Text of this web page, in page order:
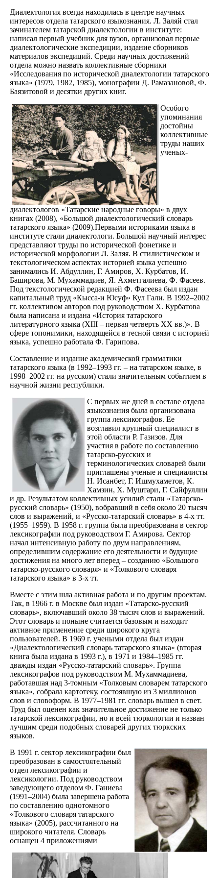
Диалектология всегда находилась в центре научных
интересов отдела татарского языкознания. Л. Заляй стал
зачинателем татарской диалектологии в институте:
написал первый учебник для вузов, организовал первые
диалектологические экспедиции, издание сборников
материалов экспедиций. Среди научных достижений
отдела можно назвать коллективные сборники
«Исследования по исторической диалектологии татарского
языка» (1979, 1982, 1985), монографии Д. Рамазановой, Ф.
Баязитовой и десятки других книг.
Особого
упоминания
достойны
коллективные
труды наших
ученых-
диалектологов «Татарские народные говоры» в двух
книгах (2008), «Большой диалектологический словарь
татарского языка» (2009).Первыми историками языка в
институте стали диалектологи. Большой научный интерес
представляют труды по исторической фонетике и
исторической морфологии Л. Заляя. В стилистическом и
текстологическом аспектах историей языка успешно
занимались И. Абдуллин, Г. Амиров, X. Курбатов, И.
Баширова, М. Мухаммадиев, Я. Ахметгалиева, Ф. Фасеев.
Под текстологической редакцией Ф. Фасеева был издан
капитальный труд «Кысса-и Юсуф» Кул Гали. В 1992–2002
гг. коллективом авторов под руководством X. Курбатова
была написана и издана «История татарского
литературного языка (XIII – первая четверть XX вв.)». В
сфере топонимики, находящейся в тесной связи с историей
языка, успешно работала Ф. Гарипова.
Составление и издание академической грамматики
татарского языка (в 1992–1993 гг. – на татарском языке, в
1998–2002 гг. на русском) стали значительным событием в
научной жизни республики.
С первых же дней в составе отдела
языкознания была организована
группа лексикографов. Ее
возглавил крупный специалист в
этой области Р. Газизов. Для
участия в работе по составлению
татарско-русских и
терминологических словарей были
приглашены ученые и специалисты
Н. Исанбет, Г. Ишмухаметов, К.
Хамзин, Х. Муштари, Г. Сайфуллин
и др. Результатом коллективных усилий стали «Татарско-
русский словарь» (1950), вобравший в себя около 20 тысяч
слов и выражений, и «Русско-татарский словарь» в 4-х тт.
(1955–1959). В 1958 г. группа была преобразована в сектор
лексикографии под руководством Г. Амирова. Сектор
начал интенсивную работу по двум направлениям,
определившим содержание его деятельности и будущие
достижения на много лет вперед – созданию «Большого
татарско-русского словаря» и «Толкового словаря
татарского языка» в 3-х тт.
Вместе с этим шла активная работа и по другим проектам.
Так, в 1966 г. в Москве был издан «Татарско-русский
словарь», включавший около 38 тысяч слов и выражений.
Этот словарь и поныне считается базовым и находит
активное применение среди широкого круга
пользователей. В 1969 г. учеными отдела был издан
«Диалектологический словарь татарского языка» (вторая
книга была издана в 1993 г.), в 1971 и 1984–1985 гг.
дважды издан «Русско-татарский словарь». Группа
лексикографов под руководством М. Мухаммадиева,
работавшая над 3-томным «Толковым словарем татарского
языка», собрала картотеку, состоявшую из 3 миллионов
слов и словоформ. В 1977–1981 гг. словарь вышел в свет.
Труд был оценен как значительное достижение не только
татарской лексикографии, но и всей тюркологии и назван
лучшим среди подобных словарей других тюркских
языков.
В 1991 г. сектор лексикографии был
преобразован в самостоятельный
отдел лексикографии и
лексикологии. Под руководством
заведующего отделом Ф. Ганиева
(1991–2004) была завершена работа
по составлению однотомного
«Толкового словаря татарского
языка» (2005), рассчитанного на
широкого читателя. Словарь
оснащен 4 приложениями